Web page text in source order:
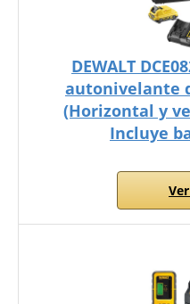
DEWALT
autonivelante
(Horizontal y
Incluye